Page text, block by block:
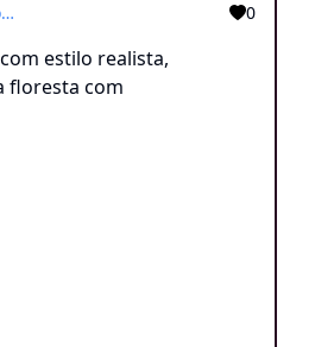
Crie um desenho com estilo realista, de um gato em uma floresta com arvore altas a noite 0